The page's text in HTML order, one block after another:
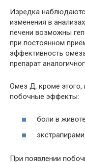
Изредка
изменения в
печени возможны
при постоянном
эффективность
препарат
Омез Д, кроме этого,
побочные эффекты:
боли в
При появлении